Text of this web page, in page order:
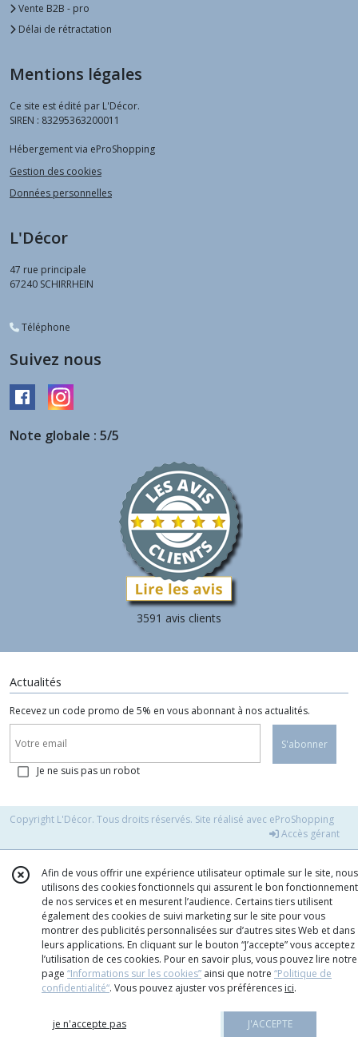
Vente B2B - pro
Délai de rétractation
Mentions légales
Ce site est édité par L'Décor.
SIREN : 83295363200011
Hébergement via eProShopping
Gestion des cookies
Données personnelles
L'Décor
47 rue principale
67240 SCHIRRHEIN
Téléphone
Suivez nous
Note globale : 5/5
3591 avis clients
Actualités
Recevez un code promo de 5% en vous abonnant à nos actualités.
S'abonner
Je ne suis pas un robot
Copyright L'Décor. Tous droits réservés. Site réalisé avec eProShopping
Accès gérant
Afin de vous offrir une expérience utilisateur optimale sur le site, nous
utilisons des cookies fonctionnels qui assurent le bon fonctionnement
de nos services et en mesurent l’audience. Certains tiers utilisent
également des cookies de suivi marketing sur le site pour vous
montrer des publicités personnalisées sur d’autres sites Web et dans
leurs applications. En cliquant sur le bouton “J’accepte” vous acceptez
l’utilisation de ces cookies. Pour en savoir plus, vous pouvez lire notre
page “Informations sur les cookies” ainsi que notre “Politique de
confidentialité“. Vous pouvez ajuster vos préférences ici.
je n'accepte pas J'ACCEPTE